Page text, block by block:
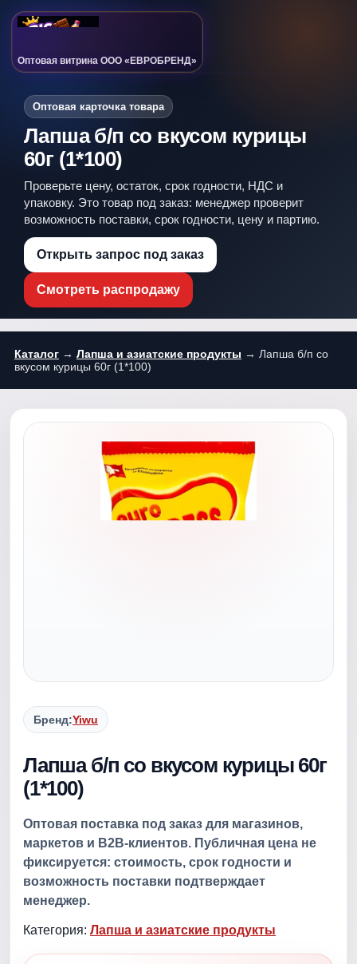
Оптовая витрина ООО «ЕВРОБРЕНД»
Оптовая карточка товара
Лапша б/п со вкусом курицы
60г (1*100)
Проверьте цену, остаток, срок годности, НДС и
упаковку. Это товар под заказ: менеджер проверит
возможность поставки, срок годности, цену и партию.
Открыть запрос под заказ
Смотреть распродажу
Каталог → Лапша и азиатские продукты → Лапша б/п со
вкусом курицы 60г (1*100)
Бренд:Yiwu
Лапша б/п со вкусом курицы 60г
(1*100)
Оптовая поставка под заказ для магазинов,
маркетов и B2B-клиентов. Публичная цена не
фиксируется: стоимость, срок годности и
возможность поставки подтверждает
менеджер.
Категория: Лапша и азиатские продукты